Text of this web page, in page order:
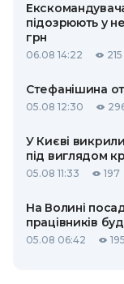
підозрюють у
грн
06.08 14:22 215
Стефанішина
05.08 12:30
У Києві
під виглядом
05.08 11:33 197
На Волині
працівників
05.08 06:42 195